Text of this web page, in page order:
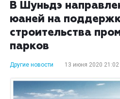
В Шуньдэ
юаней на
строительства
парков
Другие новости 13 июня 2020 21:02